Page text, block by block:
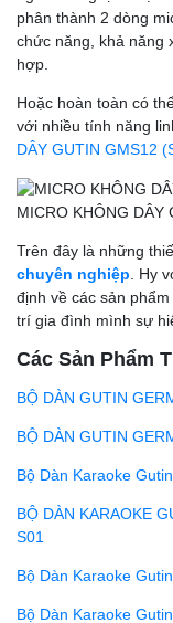
phân thành 2 dòng
chức năng, khả năng
hợp.
Hoặc hoàn toàn có
với nhiều tính năng
DÂY GUTIN GMS12
MICRO KHÔNG DÂY
Trên đây là những
chuyên nghiệp . Hy
định về các sản
trí gia đình mình sự
Các Sản Phẩm
BỘ DÀN GUTIN
BỘ DÀN GUTIN
Bộ Dàn Karaoke
BỘ DÀN KARAOKE
S01
Bộ Dàn Karaoke
Bộ Dàn Karaoke